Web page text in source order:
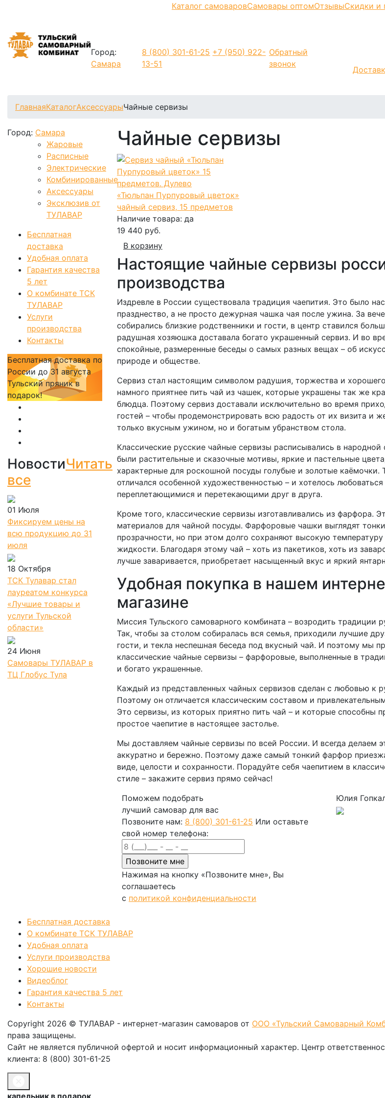
Каталог самоваровСамовары оптомОтзывыСкидки и
Город:
Самара
8 (800) 301-61-25 +7 (950) 922-
13-51
Обратный
звонок
ГлавнаяКаталогАксессуарыЧайные сервизы
Город: Самара
Жаровые
Расписные
Электрические
Комбинированные
Аксессуары
Эксклюзив от
ТУЛАВАР
Бесплатная
доставка
Удобная оплата
Гарантия качества
5 лет
О комбинате ТСК
ТУЛАВАР
Услуги
производства
Контакты
Бесплатная доставка по
России до 31 августа
Тульский пряник в
подарок!
НовостиЧитать
все
01 Июля
Фиксируем цены на
всю продукцию до 31
июля
18 Октября
ТСК Тулавар стал
лауреатом конкурса
«Лучшие товары и
услуги Тульской
области»
24 Июня
Самовары ТУЛАВАР в
ТЦ Глобус Тула
Чайные сервизы
«Тюльпан Пурпуровый цветок»
чайный сервиз, 15 предметов
Наличие товара: да
19 440 руб.
В корзину
Настоящие чайные сервизы
производства
Издревле в России существовала традиция чаепития. Это было
празднество, а не просто дежурная чашка чая после ужина. За
собирались близкие родственники и гости, в центр ставился
радушная хозяюшка доставала богато украшенный сервиз. И во
спокойные, размеренные беседы о самых разных вещах – об
природе и обществе.
Сервиз стал настоящим символом радушия, торжества и
намного приятнее пить чай из чашек, которые украшены так же
блюдца. Поэтому сервиз доставали исключительно во время
гостей – чтобы продемонстрировать всю радость от их визита и
только вкусным ужином, но и богатым убранством стола.
Классические русские чайные сервизы расписывались в народной
были растительные и сказочные мотивы, яркие и пастельные
характерные для роскошной посуды голубые и золотые каёмочки.
отличался особенной художественностью – и хотелось
переплетающимися и перетекающими друг в друга.
Кроме того, классические сервизы изготавливались из фарфора.
материалов для чайной посуды. Фарфоровые чашки выглядят
прозрачности, но при этом долго сохраняют высокую температуру
жидкости. Благодаря этому чай – хоть из пакетиков, хоть из
лучше заваривается, приобретает насыщенный вкус и яркий
Удобная покупка в нашем
магазине
Миссия Тульского самоварного комбината – возродить традиции
Так, чтобы за столом собиралась вся семья, приходили лучшие
гости, и текла неспешная беседа под вкусный чай. И поэтому мы
классические чайные сервизы – фарфоровые, выполненные в
и богато украшенные.
Каждый из представленных чайных сервизов сделан с любовью к
Поэтому он отличается классическим составом и
Это сервизы, из которых приятно пить чай – и которые способны
простое чаепитие в настоящее застолье.
Мы доставляем чайные сервизы по всей России. И всегда делаем
аккуратно и бережно. Поэтому даже самый тонкий фарфор
виде, целости и сохранности. Порадуйте себя чаепитием в
стиле – закажите сервиз прямо сейчас!
Поможем подобрать
лучший самовар для вас
Позвоните нам: 8 (800) 301-61-25 Или оставьте
свой номер телефона:
Нажимая на кнопку «Позвоните мне», Вы
соглашаетесь
с политикой конфиденциальности
Юлия
Бесплатная доставка
О комбинате ТСК ТУЛАВАР
Удобная оплата
Услуги производства
Хорошие новости
Видеоблог
Гарантия качества 5 лет
Kонтакты
Copyright 2026 © ТУЛАВАР - интернет-магазин самоваров от ООО «Тульский Самоварный
права защищены.
Сайт не является публичной офертой и носит информационный характер. Центр
клиента: 8 (800) 301-61-25
капельник в подарок